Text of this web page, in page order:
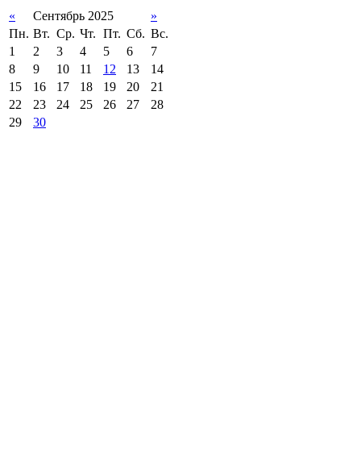
« Сентябрь 2025
»
Пн. Вт. Ср. Чт. Пт. Сб. Вс.
1
2 3 4 5 6
7
8
9 10 11 12 13
14
15
16 17 18 19 20
21
22
23 24 25 26 27
28
29
30